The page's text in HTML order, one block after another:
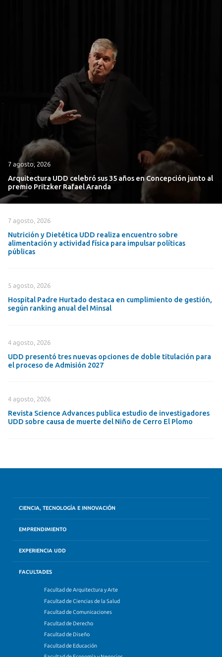
7 agosto, 2026
Arquitectura UDD celebró sus 35 años en Concepción junto al
premio Pritzker Rafael Aranda
7 agosto, 2026
Nutrición y Dietética UDD realiza encuentro sobre
alimentación y actividad física para impulsar políticas
públicas
5 agosto, 2026
Hospital Padre Hurtado destaca en cumplimiento de gestión,
según ranking anual del Minsal
4 agosto, 2026
UDD presentó tres nuevas opciones de doble titulación para
el proceso de Admisión 2027
4 agosto, 2026
Revista Science Advances publica estudio de investigadores
UDD sobre causa de muerte del Niño de Cerro El Plomo
CIENCIA, TECNOLOGÍA E INNOVACIÓN
EMPRENDIMIENTO
EXPERIENCIA UDD
FACULTADES
Facultad de Arquitectura y Arte
Facultad de Ciencias de la Salud
Facultad de Comunicaciones
Facultad de Derecho
Facultad de Diseño
Facultad de Educación